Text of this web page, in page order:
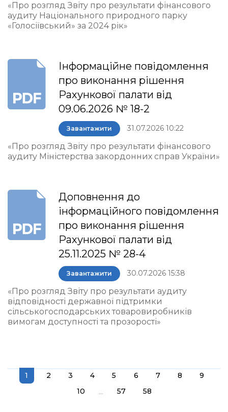
«Про розгляд Звіту про результати фінансового
аудиту Національного природного парку
«Голосіївський» за 2024 рік»
Інформаційне повідомлення
про виконання рішення
Рахункової палати від
09.06.2026 № 18-2
Завантажити 31.07.2026 10:22
«Про розгляд Звіту про результати фінансового
аудиту Міністерства закордонних справ України»
Доповнення до
інформаційного повідомлення
про виконання рішення
Рахункової палати від
25.11.2025 № 28-4
Завантажити 30.07.2026 15:38
«Про розгляд Звіту про результати аудиту
відповідності державної підтримки
сільськогосподарських товаровиробників
вимогам доступності та прозорості»
1 2 3 4 5 6 7 8
9
10
... 57 58